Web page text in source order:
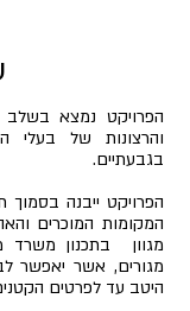
הפרויקט נמצא בשלב
והרצונות של בעלי
בגבעתיים.
הפרויקט ייבנה
המקומות המוכרים
מגוון בתכנון משרד
מגורים, אשר יאפשר
היטב עד לפרטים